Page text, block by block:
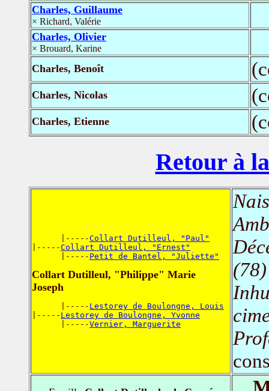
Charles, Guillaume
× Richard, Valérie
Charles, Olivier
× Brouard, Karine
Charles, Benoît
Charles, Nicolas
Charles, Etienne
Retour à
      |-----
Collart Dutilleul, "Paul"
|-----Collart Dutilleul, "Ernest"
      |-----
Petit de Bantel, "Juliette"
Collart Dutilleul, "Philippe" Marie
Joseph
      |-----
Lestorey de Boulongne, Louis
|----- Lestorey de Boulongne, Yvonne
      |-----
Vernier, Marguerite
(78)